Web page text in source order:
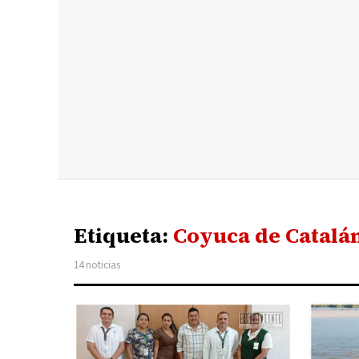
Etiqueta: Coyuca de
14 noticias